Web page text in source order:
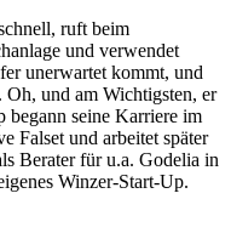
ruft beim
und verwendet
unerwartet kommt, und
und am Wichtigsten, er
begann seine Karriere im
Falset und arbeitet später
Berater für u.a. Godelia in
Winzer-Start-Up.